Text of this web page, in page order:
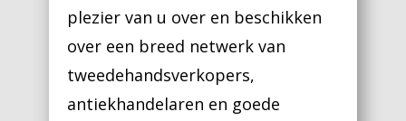
plezier van u over en beschikken
over een breed netwerk van
tweedehandsverkopers,
antiekhandelaren en goede